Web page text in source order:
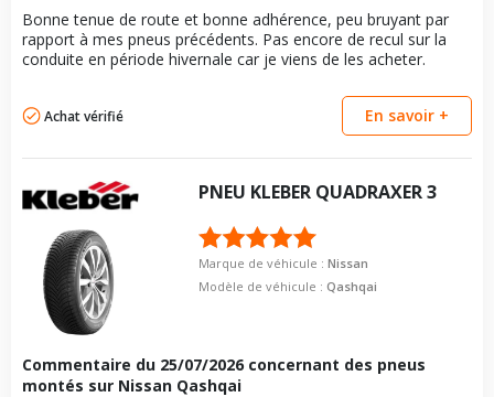
Bonne tenue de route et bonne adhérence, peu bruyant par
rapport à mes pneus précédents. Pas encore de recul sur la
conduite en période hivernale car je viens de les acheter.
Achat vérifié En savoir +
PNEU KLEBER QUADRAXER 3
Marque de véhicule : Nissan
Modèle de véhicule : Qashqai
Commentaire du 25/07/2026 concernant des pneus
montés sur Nissan Qashqai